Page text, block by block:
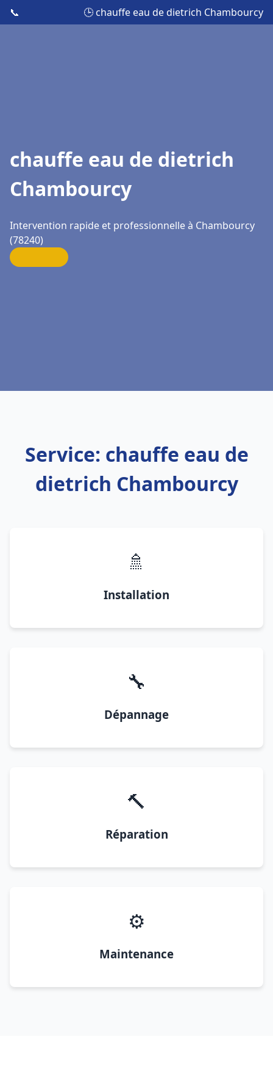
📞 🕒 chauffe eau de dietrich Chambourcy
chauffe eau de dietrich
Chambourcy
Intervention rapide et professionnelle à Chambourcy
(78240)
Service: chauffe eau de
dietrich Chambourcy
🚿
Installation
🔧
Dépannage
🔨
Réparation
⚙️
Maintenance